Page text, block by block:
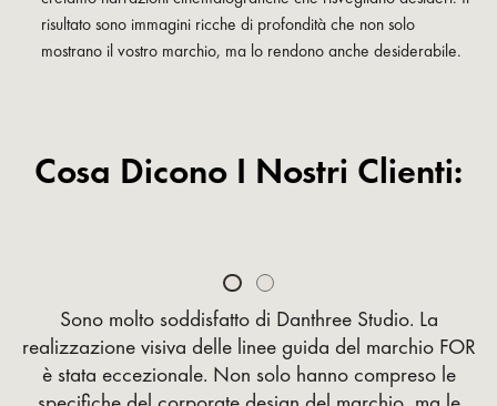
risultato sono immagini ricche di profondità che non solo
mostrano il vostro marchio, ma lo rendono anche desiderabile.
Cosa Dicono I Nostri Clienti:
Sono molto soddisfatto di Danthree Studio. La
realizzazione visiva delle linee guida del marchio FOR
è stata eccezionale. Non solo hanno compreso le